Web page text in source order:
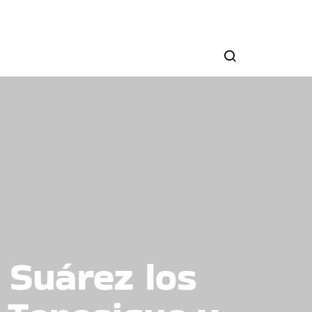
los